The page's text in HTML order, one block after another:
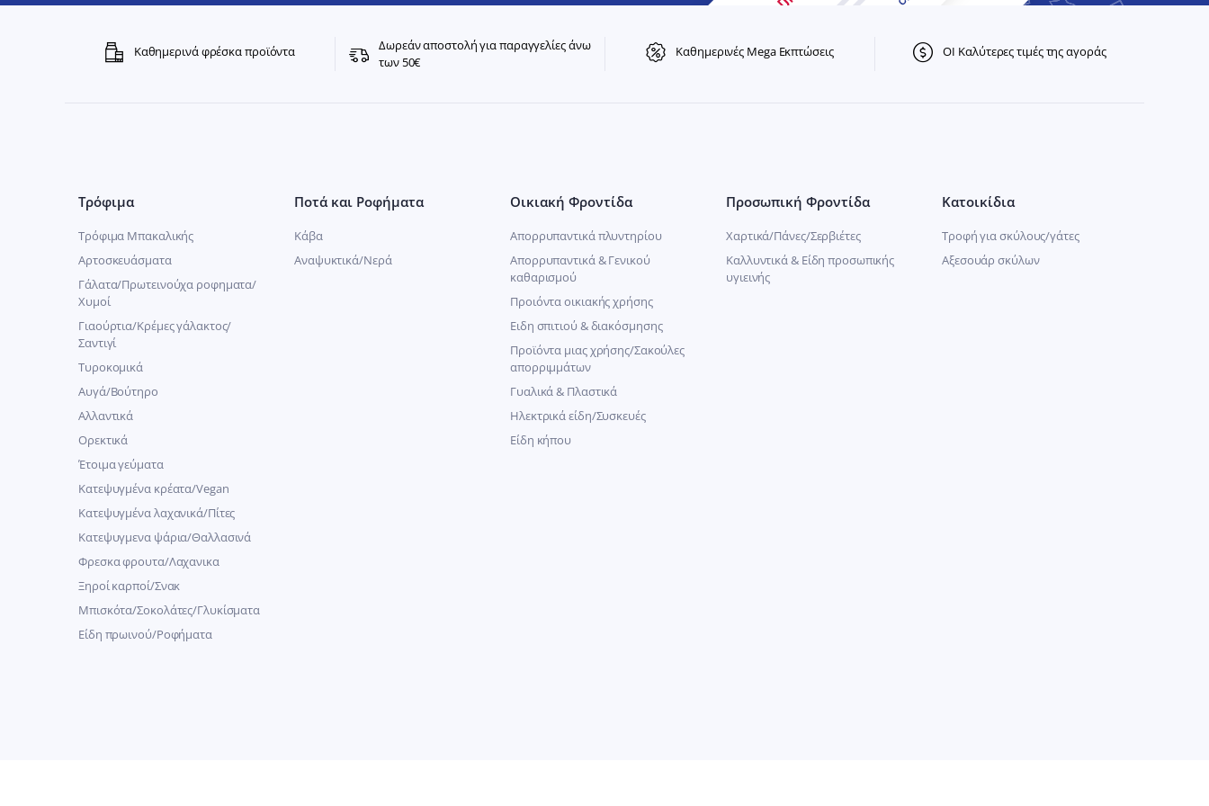
Καθημερινά φρέσκα προϊόντα
Δωρεάν αποστολή για παραγγελίες άνω
των 50€
Καθημερινές Mega Εκπτώσεις ΟΙ Καλύτερες τιμές της αγοράς
Τρόφιμα
Τρόφιμα Μπακαλικής
Αρτοσκευάσματα
Γάλατα/Πρωτεινούχα ροφηματα/
Χυμοί
Γιαούρτια/Κρέμες γάλακτος/
Σαντιγί
Τυροκομικά
Αυγά/Βούτηρο
Αλλαντικά
Ορεκτικά
Έτοιμα γεύματα
Κατεψυγμένα κρέατα/Vegan
Kατεψυγμένα λαχανικά/Πίτες
Κατεψυγμενα ψάρια/Θαλλασινά
Φρεσκα φρουτα/Λαχανικα
Ξηροί καρποί/Σνακ
Μπισκότα/Σοκολάτες/Γλυκίσματα
Είδη πρωινού/Ροφήματα
Ποτά και Ροφήματα
Κάβα
Αναψυκτικά/Νερά
Οικιακή Φροντίδα
Απορρυπαντικά πλυντηρίου
Απορρυπαντικά & Γενικού
καθαρισμού
Προιόντα οικιακής χρήσης
Ειδη σπιτιού & διακόσμησης
Προϊόντα μιας χρήσης/Σακούλες
απορριμμάτων
Γυαλικά & Πλαστικά
Ηλεκτρικά είδη/Συσκευές
Είδη κήπου
Προσωπική Φροντίδα
Χαρτικά/Πάνες/Σερβιέτες
Καλλυντικά & Είδη προσωπικής
υγιεινής
Κατοικίδια
Τροφή για σκύλους/γάτες
Αξεσουάρ σκύλων